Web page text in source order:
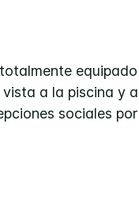
a la piscina y
sociales